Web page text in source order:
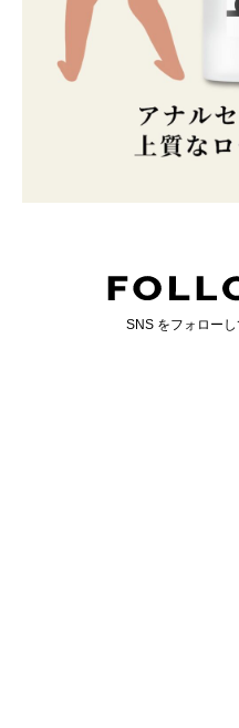
SNS をフォローし